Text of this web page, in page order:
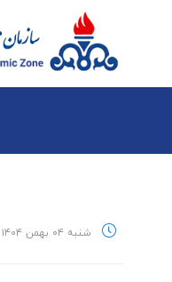
شنبه ۰۴ بهمن ۱۴۰۴